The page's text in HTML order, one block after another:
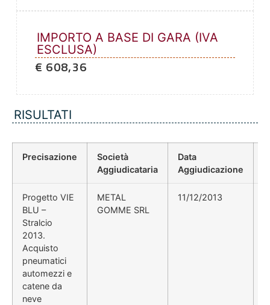
IMPORTO A BASE DI GARA (IVA
ESCLUSA)
€ 608,36
RISULTATI
Precisazione
Società
Aggiudicataria
Data
Aggiudicazione
Progetto VIE
BLU –
Stralcio
2013.
Acquisto
pneumatici
automezzi e
catene da
neve
METAL
GOMME SRL
11/12/2013